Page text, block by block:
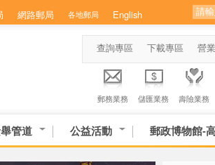
網路郵局 各地郵局 English
查詢專區 下載專區 營
郵務業務 儲匯業務 壽險業務
管道 公益活動 郵政博物館-